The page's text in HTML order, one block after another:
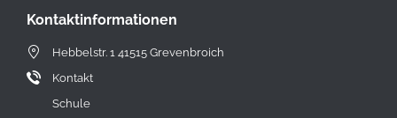
Kontaktinformationen
Hebbelstr. 1 41515 Grevenbroich
Kontakt
Schule